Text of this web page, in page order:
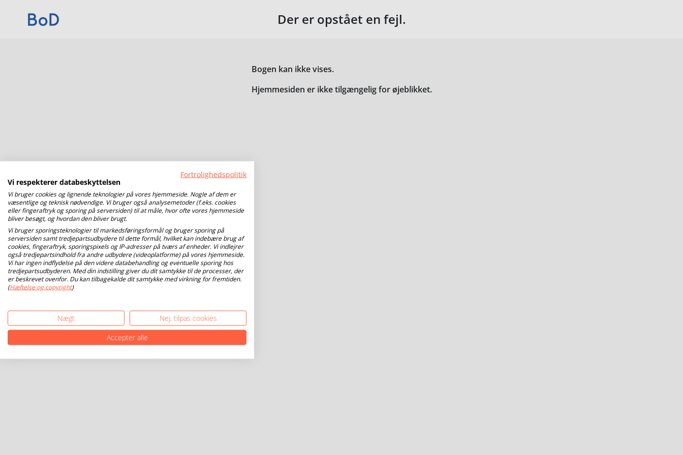
Der er opstået en fejl.
Bogen kan ikke vises.
Hjemmesiden er ikke tilgængelig for øjeblikket.
Fortrolighedspolitik
Vi respekterer databeskyttelsen
Vi bruger cookies og lignende teknologier på vores hjemmeside. Nogle af dem er
væsentlige og teknisk nødvendige. Vi bruger også analysemetoder (f.eks. cookies
eller fingeraftryk og sporing på serversiden) til at måle, hvor ofte vores hjemmeside
bliver besøgt, og hvordan den bliver brugt.
Vi bruger sporingsteknologier til markedsføringsformål og bruger sporing på
serversiden samt tredjepartsudbydere til dette formål, hvilket kan indebære brug af
cookies, fingeraftryk, sporingspixels og IP-adresser på tværs af enheder. Vi indlejrer
også tredjepartsindhold fra andre udbydere (videoplatforme) på vores hjemmeside.
Vi har ingen indflydelse på den videre databehandling og eventuelle sporing hos
tredjepartsudbyderen. Med din indstilling giver du dit samtykke til de processer, der
er beskrevet ovenfor. Du kan tilbagekalde dit samtykke med virkning for fremtiden.
(Hæftelse og copyright)
Nægt
Nej, tilpas cookies
Accepter alle